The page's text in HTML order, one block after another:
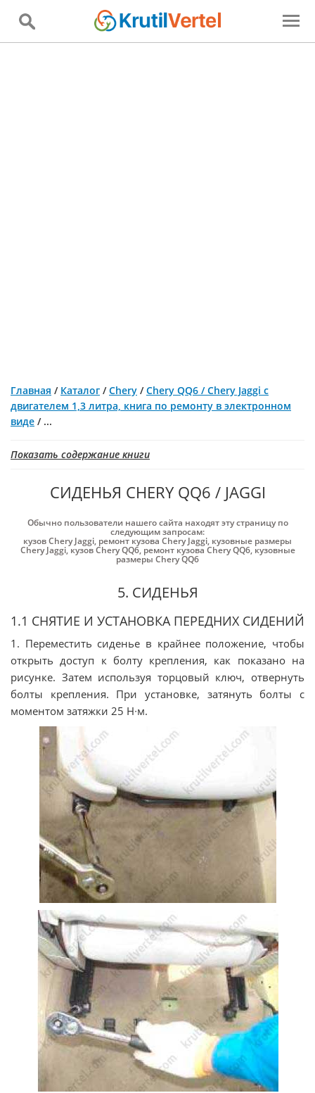
Главная / Каталог /Chery /Chery QQ6 / Chery Jaggi c
двигателем 1,3 литра, книга по ремонту в электронном
виде / ...
Показать содержание книги
СИДЕНЬЯ CHERY QQ6 / JAGGI
Обычно пользователи нашего сайта находят эту страницу по
следующим запросам:
кузов Chery Jaggi, ремонт кузова Chery Jaggi, кузовные размеры
Chery Jaggi,кузов Chery QQ6, ремонт кузова Chery QQ6, кузовные
размеры Chery QQ6
5. СИДЕНЬЯ
1.1 СНЯТИЕ И УСТАНОВКА ПЕРЕДНИХ СИДЕНИЙ
1. Переместить сиденье в крайнее положение, чтобы
открыть доступ к болту крепления, как показано на
рисунке. Затем используя торцовый ключ, отвернуть
болты крепления. При установке, затянуть болты с
моментом затяжки 25 Н∙м.